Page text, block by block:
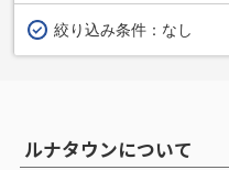
絞り込み条件： なし
ルナタウンについて